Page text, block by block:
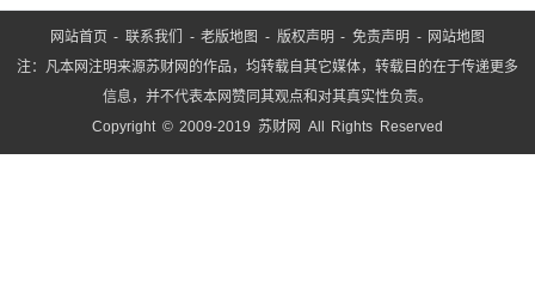
网站首页 - 联系我们 -老版地图 - 版权声明 -免责声明 - 网站地图
注：凡本网注明来源苏财网的作品，均转载自其它媒体，转载目的在于传递更多
信息，并不代表本网赞同其观点和对其真实性负责。
Copyright © 2009-2019 苏财网 All Rights Reserved